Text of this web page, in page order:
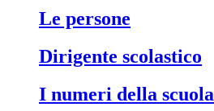
Le persone
Dirigente scolastico
I numeri della scuola